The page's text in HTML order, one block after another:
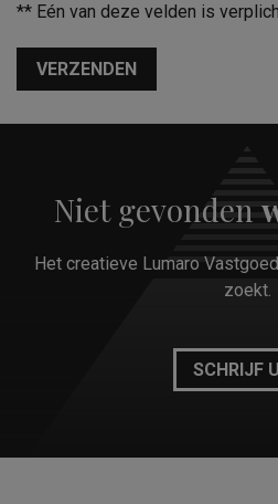
** Eén van deze velden is
VERZENDEN
Niet gevonden
Het creatieve Lumaro
zoekt.
SCHRIJF